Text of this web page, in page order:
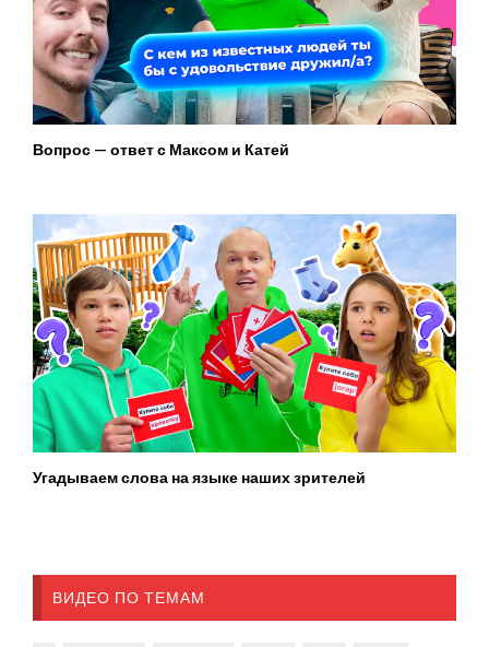
Вопрос — ответ с Максом и Катей
Угадываем слова на языке наших зрителей
ВИДЕО ПО ТЕМАМ